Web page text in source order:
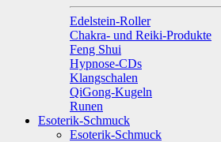
Edelstein-Roller
Chakra- und Reiki-Produkte
Feng Shui
Hypnose-CDs
Klangschalen
QiGong-Kugeln
Runen
Esoterik-Schmuck
Esoterik-Schmuck